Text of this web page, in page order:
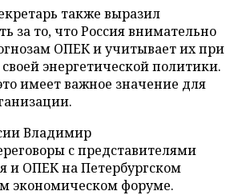
также выразил
за то, что Россия внимательно
ОПЕК и учитывает их при
энергетической политики.
имеет важное значение для
Владимир
с представителями
и ОПЕК на Петербургском
экономическом форуме.